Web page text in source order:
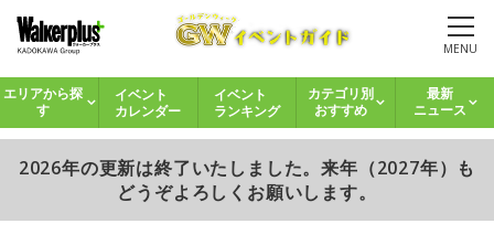
MENU
エリアから探
す
イベント
カレンダー
イベント
ランキング
カテゴリ別
おすすめ
最新
ニュース
2026年の更新は終了いたしました。来年（2027年）も
どうぞよろしくお願いします。